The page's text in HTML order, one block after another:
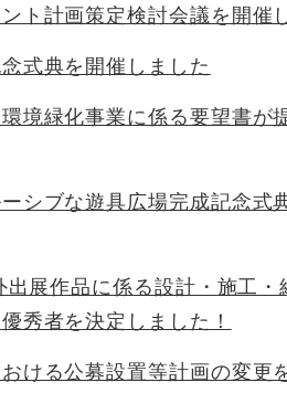
ト計画策定検討会議を開催
式典を開催しました
境緑化事業に係る要望書が
シブな遊具広場完成記念式
展作品に係る設計・施工・
秀者を決定しました！
ける公募設置等計画の変更